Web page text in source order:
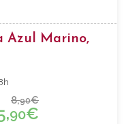
Azul Marino,
8,90€
90€